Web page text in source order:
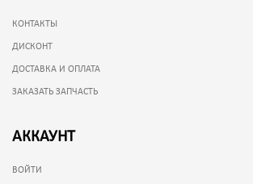
КОНТАКТЫ
ДИСКОНТ
ДОСТАВКА И ОПЛАТА
ЗАКАЗАТЬ ЗАПЧАСТЬ
АККАУНТ
ВОЙТИ